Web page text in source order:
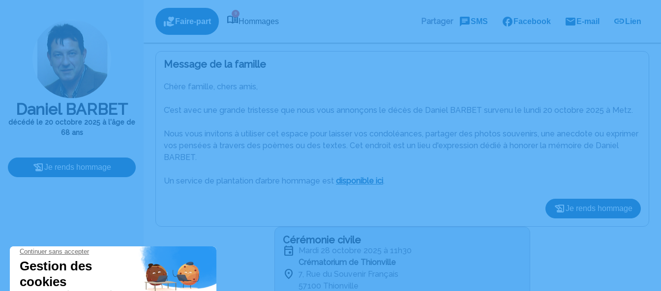
Daniel BARBET
décédé le 20 octobre 2025 à l'âge de
68 ans
Je rends hommage
Faire-part
9
Hommages Partager SMS Facebook E-mail Lien
Message de la famille
Chère famille, chers amis,
C’est avec une grande tristesse que nous vous annonçons le décès de Daniel BARBET survenu le lundi 20 octobre 2025 à Metz.
Nous vous invitons à utiliser cet espace pour laisser vos condoléances, partager des photos souvenirs, une anecdote ou exprimer
vos pensées à travers des poèmes ou des textes. Cet endroit est un lieu d'expression dédié à honorer la mémoire de Daniel
BARBET.
Un service de plantation d’arbre hommage est disponible ici.
Je rends hommage
Cérémonie civile
mardi 28 octobre 2025 à 11h30
Crématorium de Thionville
7, Rue du Souvenir Français
57100 Thionville